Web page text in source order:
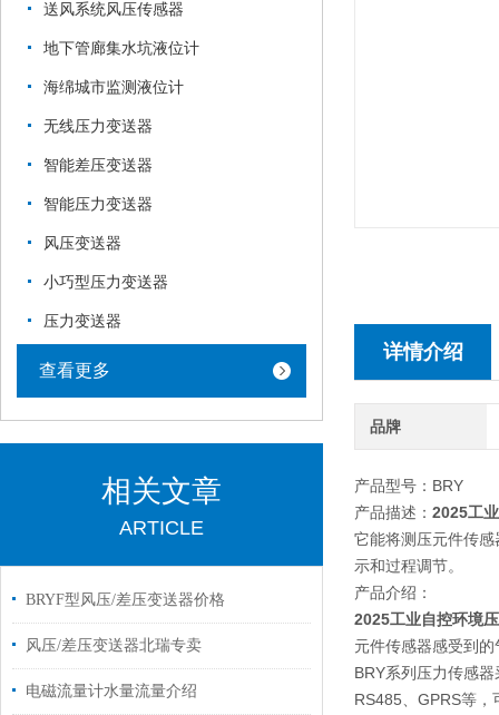
送风系统风压传感器
地下管廊集水坑液位计
海绵城市监测液位计
无线压力变送器
智能差压变送器
智能压力变送器
风压变送器
小巧型压力变送器
压力变送器
查看更多
相关文章
ARTICLE
BRYF型风压/差压变送器价格
风压/差压变送器北瑞专卖
电磁流量计水量流量介绍
详情介绍
品牌
产品型号：BRY
产品描述： 2025工
它能将测压元件传
示和过程调节。
产品介绍：
2025工业自控环境
元件传感器感受到
BRY系列压力传感
RS485、GPRS等